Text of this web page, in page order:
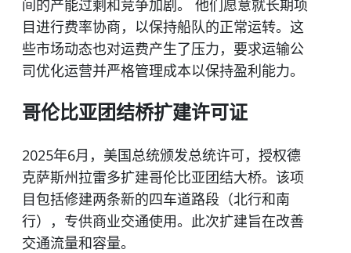
间的产能过剩和竞争加剧。 他们愿意就长期项
目进行费率协商，以保持船队的正常运转。这
些市场动态也对运费产生了压力，要求运输公
司优化运营并严格管理成本以保持盈利能力。
哥伦比亚团结桥扩建许可证
2025年6月，美国总统颁发总统许可，授权德
克萨斯州拉雷多扩建哥伦比亚团结大桥。该项
目包括修建两条新的四车道路段（北行和南
行），专供商业交通使用。此次扩建旨在改善
交通流量和容量。